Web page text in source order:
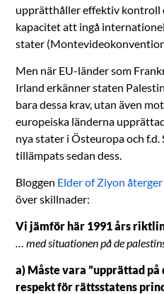
upprätthåller effektiv kontroll
kapacitet att ingå
stater
Men när EU-länder som
Irland erkänner staten
bara dessa krav, utan även
europeiska länderna
nya stater i Östeuropa och
tillämpats sedan dess.
Bloggen Elder of Ziyon återger
över skillnader:
Vi jämför här 1991 års
… med situationen på de
a) Måste vara ”upprättad
respekt för rättsstatens